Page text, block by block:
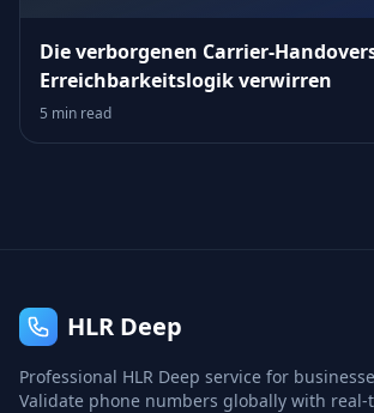
Die verborgenen
Erreichbarkeitslogik verwirren
5 min read
HLR Deep
Professional HLR Deep service for
Validate phone numbers globally with real-